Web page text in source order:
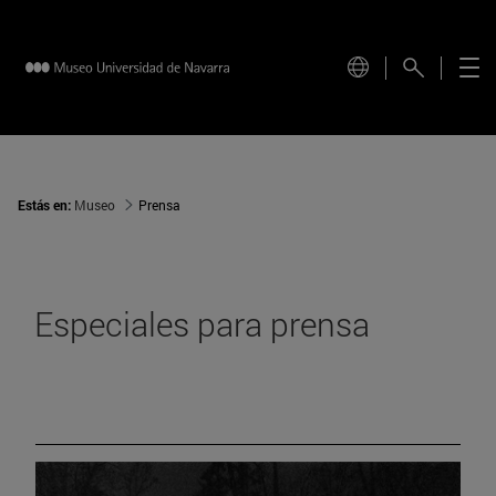
Estás en: Museo Prensa
Especiales para prensa